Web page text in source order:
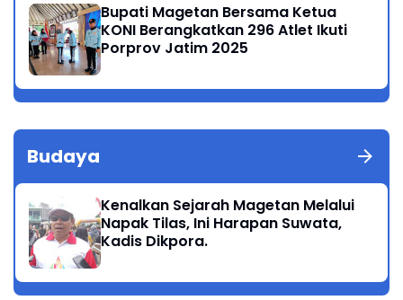
Bupati Magetan Bersama Ketua
KONI Berangkatkan 296 Atlet Ikuti
Porprov Jatim 2025
Budaya
Kenalkan Sejarah Magetan Melalui
Napak Tilas, Ini Harapan Suwata,
Kadis Dikpora.